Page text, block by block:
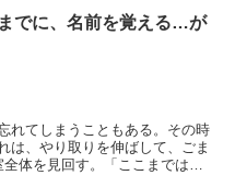
でに、名前を覚える…が
れてしまうこともある。その時
は、やり取りを伸ばして、ごま
体を見回す。「ここまでは覚